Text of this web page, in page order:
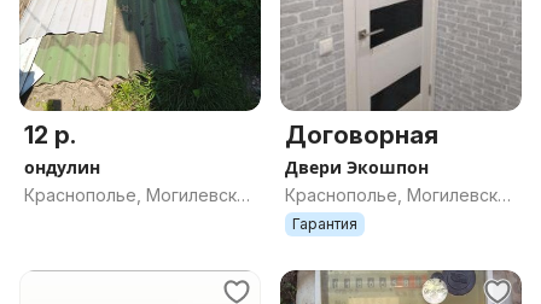
12 р.
ондулин
Краснополье, Могилевская
Договорная
Двери Экошпон
Краснополье, Могилевская
обл.
Гарантия